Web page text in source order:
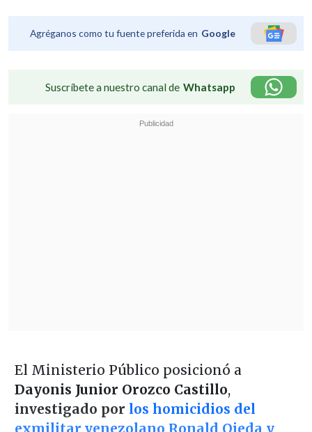
Agréganos como tu fuente preferida en Google
Suscríbete a nuestro canal de Whatsapp
El Ministerio Público posicionó a
Dayonis Junior Orozco Castillo,
investigado por los homicidios del
exmilitar venezolano Ronald Ojeda y